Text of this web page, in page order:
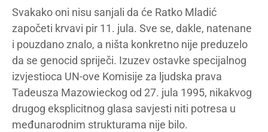
Svakako oni nisu sanjali da će Ratko Mladić
započeti krvavi pir 11. jula. Sve se, dakle, natenane
i pouzdano znalo, a ništa konkretno nije preduzelo
da se genocid spriječi. Izuzev ostavke specijalnog
izvjestioca UN-ove Komisije za ljudska prava
Tadeusza Mazowieckog od 27. jula 1995, nikakvog
drugog eksplicitnog glasa savjesti niti potresa u
međunarodnim strukturama nije bilo.